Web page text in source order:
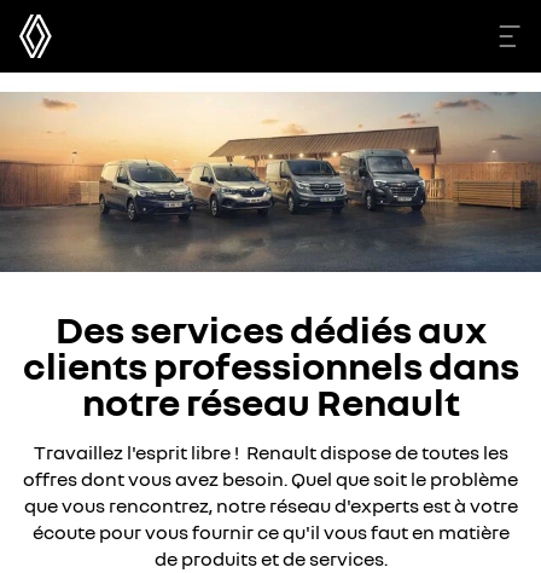
Des services dédiés aux
clients professionnels dans
notre réseau Renault
Travaillez l'esprit libre ! Renault dispose de toutes les
offres dont vous avez besoin. Quel que soit le problème
que vous rencontrez, notre réseau d'experts est à votre
écoute pour vous fournir ce qu'il vous faut en matière
de produits et de services.